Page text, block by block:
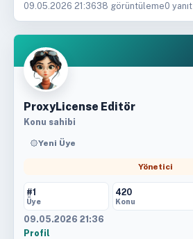
09.05.2026 21:3638 görüntüleme0 yanıt
ProxyLicense Editör
Konu sahibi
Yeni Üye
Yönetici
#1
Üye
420
Konu
09.05.2026 21:36
Profil